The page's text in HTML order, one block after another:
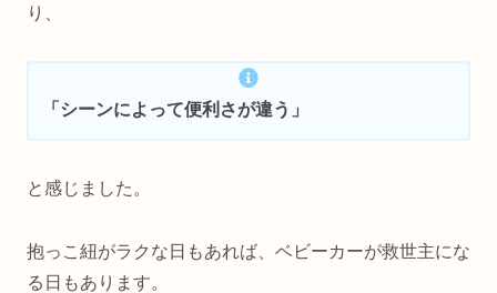
り、
「シーンによって便利さが違う」
と感じました。
抱っこ紐がラクな日もあれば、ベビーカーが救世主にな
る日もあります。